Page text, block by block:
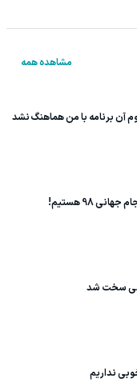
مشاهده همه
آن برنامه با من هماهنگ نشد
98 هستیم!
سخت شد
نداریم